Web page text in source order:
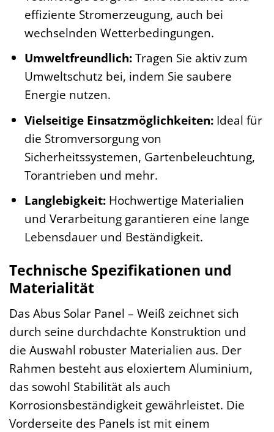
effiziente Stromerzeugung, auch bei
wechselnden Wetterbedingungen.
Umweltfreundlich:Tragen Sie aktiv zum
Umweltschutz bei, indem Sie saubere
Energie nutzen.
Vielseitige Einsatzmöglichkeiten:Ideal für
die Stromversorgung von
Sicherheitssystemen, Gartenbeleuchtung,
Torantrieben und mehr.
Langlebigkeit:Hochwertige Materialien
und Verarbeitung garantieren eine lange
Lebensdauer und Beständigkeit.
Technische Spezifikationen und
Materialität
Das Abus Solar Panel – Weiß zeichnet sich
durch seine durchdachte Konstruktion und
die Auswahl robuster Materialien aus. Der
Rahmen besteht aus eloxiertem Aluminium,
das sowohl Stabilität als auch
Korrosionsbeständigkeit gewährleistet. Die
Vorderseite des Panels ist mit einem